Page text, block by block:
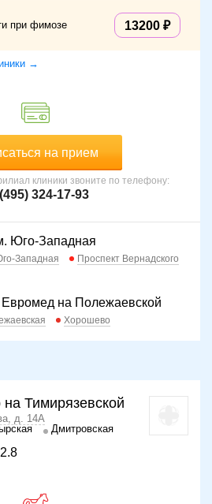
при фимозе 13200
→
на прием
клиники звоните по телефону:
324-17-93
Юго-Западная
Западная
Проспект Вернадского
на Полежаевской
Хорошево
Тимирязевской
д. 14А
Дмитровская
2.8